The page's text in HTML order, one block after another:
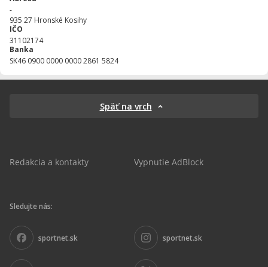
-
935 27 Hronské Kosihy
IČO
31102174
Banka
SK46 0900 0000 0000 2861 5824
Späť na vrch
Redakcia a kontakty Vypnutie AdBlock
Sledujte nás:
sportnet.sk sportnet.sk